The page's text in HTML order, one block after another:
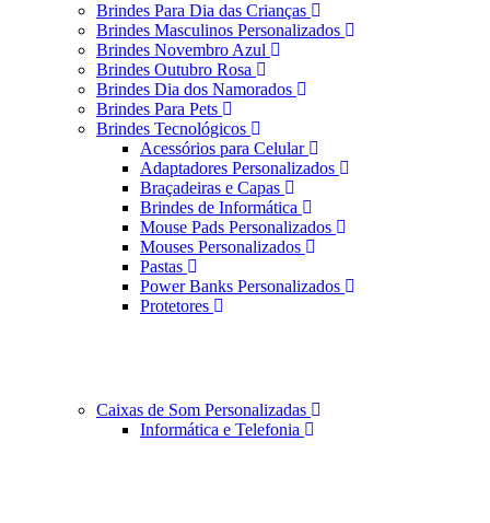
Brindes Para Dia das Crianças
Brindes Masculinos Personalizados
Brindes Novembro Azul
Brindes Outubro Rosa
Brindes Dia dos Namorados
Brindes Para Pets
Brindes Tecnológicos
Acessórios para Celular
Adaptadores Personalizados
Braçadeiras e Capas
Brindes de Informática
Mouse Pads Personalizados
Mouses Personalizados
Pastas
Power Banks Personalizados
Protetores
Caixas de Som Personalizadas
Informática e Telefonia